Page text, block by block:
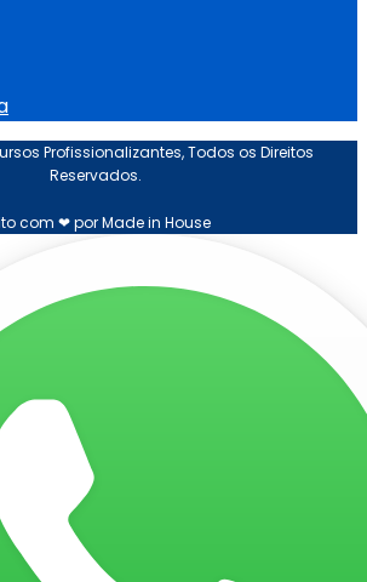
Profissionalizantes, Todos os Direitos
Reservados.
com ❤ por Made in House